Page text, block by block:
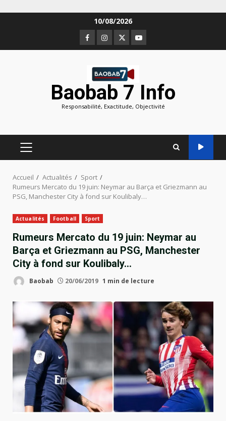
10/08/2026
Facebook
Instagram
TwitterYoutube
Baobab 7 Info
Responsabilité, Exactitude, Objectivité
MENU
PRINCIPAL
Accueil Actualités
Sport
Rumeurs Mercato du 19 juin: Neymar au Barça et Griezmann au
PSG, Manchester City à fond sur Koulibaly…
Actualités Football Sport
Rumeurs Mercato du 19 juin: Neymar au
Barça et Griezmann au PSG, Manchester
City à fond sur Koulibaly…
Baobab 20/06/2019 1 min de lecture